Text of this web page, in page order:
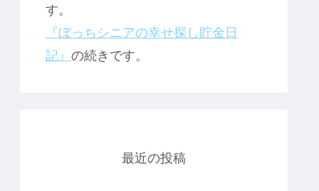
す。
『ぼっちシニアの幸せ探し貯金日
記』 の続きです。
最近の投稿